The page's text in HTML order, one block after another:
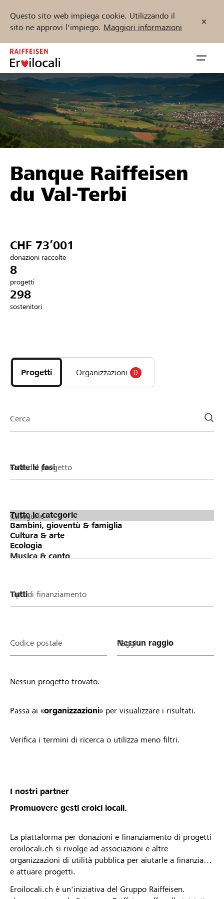
Questo sito web impiega cookie. Utilizzando il
sito ne approvi l'impiego. Maggiori informazioni
Zum
Inhalt
springen
öffnen
Sostenere
Aiuto & supporto
Collegarsi
Trova progetti e organizzazioni
Inizia ora
DE FR IT
Banque Raiffeisen
du Val-Terbi
CHF 73’001
donazioni raccolte
8
progetti
298
sostenitori
i
progetti
e
della
Progetti Organizzazioni 0
Cerca
Fase del progetto
Categorie
Tipo di finanziamento
Codice postale Raggio
Nessun progetto trovato.
Passa ai «organizzazioni» per visualizzare i risultati.
Verifica i termini di ricerca o utilizza meno filtri.
I nostri partner
Promuovere gesti eroici locali.
La piattaforma per donazioni e finanziamento di progetti
eroilocali.ch si rivolge ad associazioni e altre
organizzazioni di utilità pubblica per aiutarle a finanziare
e attuare progetti.
Eroilocali.ch è un'iniziativa del Gruppo Raiffeisen.